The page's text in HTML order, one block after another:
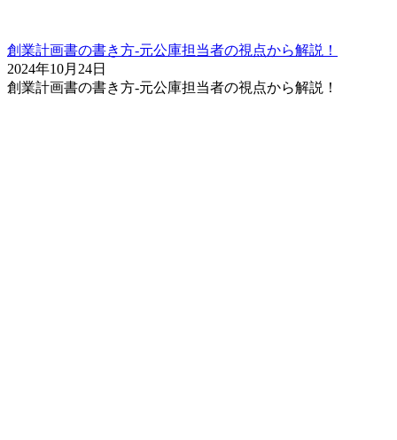
創業計画書の書き方-元公庫担当者の視点から解説！
2024年10月24日
創業計画書の書き方-元公庫担当者の視点から解説！